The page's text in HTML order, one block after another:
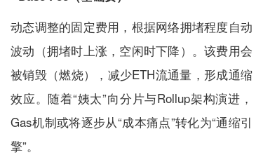
动态调整的固定费用，根据网络拥堵程度自动
波动（拥堵时上涨，空闲时下降）。该费用会
被销毁（燃烧），减少ETH流通量，形成通缩
效应。随着“姨太”向分片与Rollup架构演进，
Gas机制或将逐步从“成本痛点”转化为“通缩引
擎”。